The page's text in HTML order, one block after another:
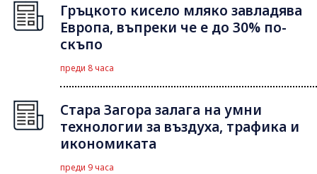
Гръцкото кисело мляко завладява
Европа, въпреки че е до 30% по-
скъпо
преди 8 часа
Стара Загора залага на умни
технологии за въздуха, трафика и
икономиката
преди 9 часа